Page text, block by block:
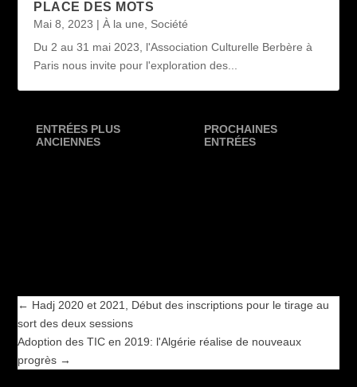
PLACE DES MOTS
Mai 8, 2023 |À la une
Société
Du 2 au 31 mai 2023, l'Association Culturelle Berbère à
Paris nous invite pour l'exploration des...
ENTRÉES PLUS
ANCIENNES
PROCHAINES
ENTRÉES
← Hadj 2020 et 2021, Début des inscriptions pour le tirage au
sort des deux sessions
Adoption des TIC en 2019: l'Algérie réalise de nouveaux
progrès →